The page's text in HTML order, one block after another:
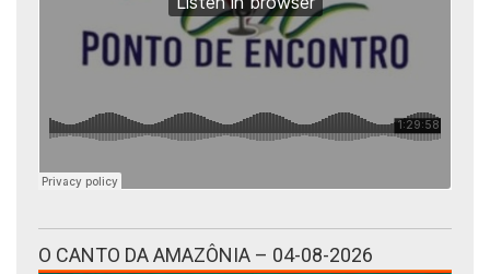
O CANTO DA AMAZÔNIA – 04-08-2026